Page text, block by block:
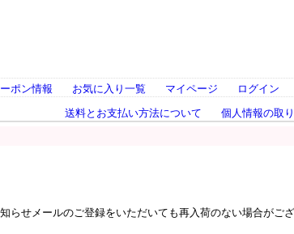
ポン情報
お気に入り一覧 マイページ ログイン
送料とお支払い方法について
個人情報の取
せメールのご登録をいただいても再入荷のない場合がござ